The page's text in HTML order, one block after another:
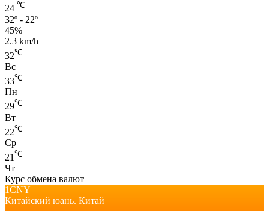
24 ℃
32º - 22º
45%
2.3 km/h
32℃
Вс
33℃
Пн
29℃
Вт
22℃
Ср
21℃
Чт
Курс обмена валют
1CNY
Китайский юань. Китай